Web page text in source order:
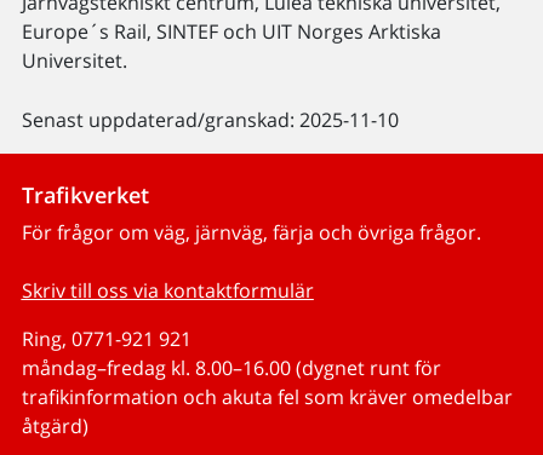
Europe´s Rail, SINTEF och UIT Norges Arktiska
Universitet.
Senast uppdaterad/granskad: 2025-11-10
Trafikverket
För frågor om väg, järnväg, färja och övriga frågor.
Skriv till oss via kontaktformulär
Ring, 0771-921 921
måndag–fredag kl. 8.00–16.00 (dygnet runt för
trafikinformation och akuta fel som kräver omedelbar
åtgärd)